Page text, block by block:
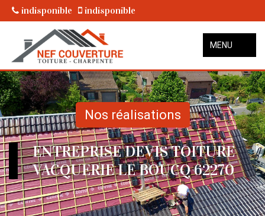
indisponible indisponible
MENU
Nos réalisations
ENTREPRISE DEVIS TOITURE
VACQUERIE LE BOUCQ 62270